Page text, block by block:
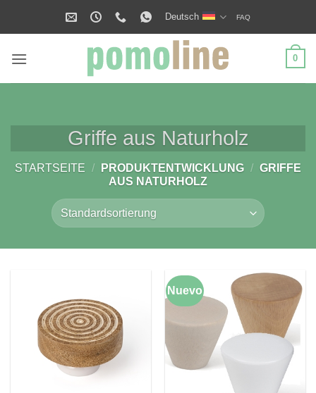
Deutsch FAQ
0
Griffe aus Naturholz
STARTSEITE / PRODUKTENTWICKLUNG / GRIFFE
AUS NATURHOLZ
Nuevo